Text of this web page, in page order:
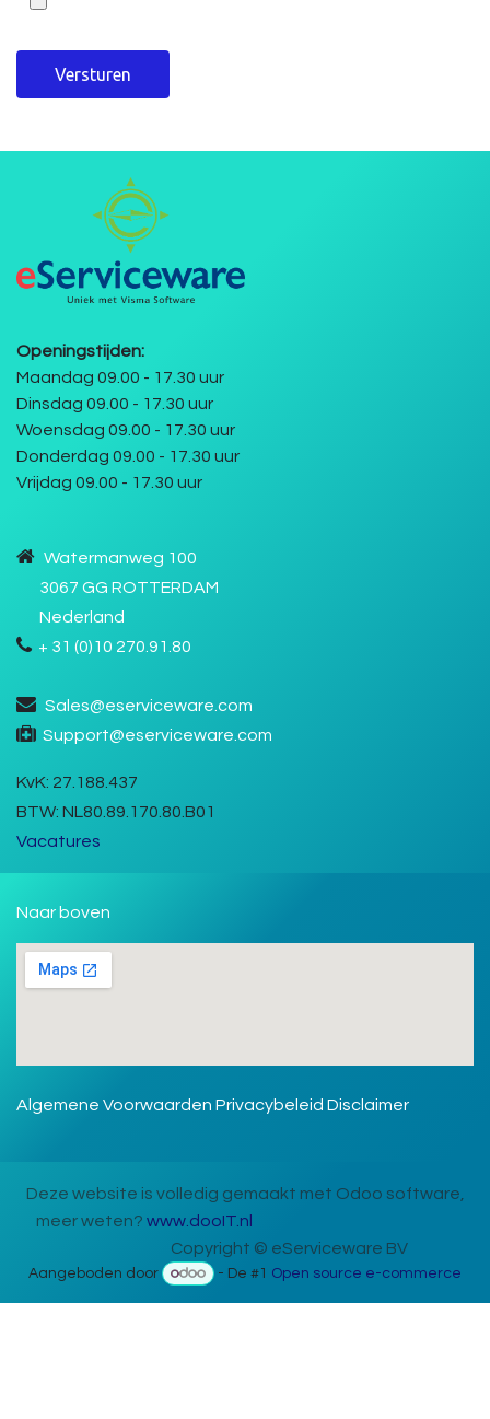
Versturen
Openingstijden:
Maandag 09.00 - 17.30 uur
Dinsdag 09.00 - 17.30 uur
Woensdag 09.00 - 17.30 uur
Donderdag 09.00 - 17.30 uur
Vrijdag 09.00 - 17.30 uur
Watermanweg 100
3067 GG ROTTERDAM
Nederland
+ 31 (0)10 270.91.80
Sales@eserviceware.com
Support@eserviceware.com
KvK: 27.188.437
BTW: NL80.89.170.80.B01
Vacatures
Naar boven
Algemene Voorwaarden Privacybeleid Disclaimer
Deze website is volledig gemaakt met Odoo software,
meer weten? www.dooIT.nl
​Copyright © eServiceware BV
Aangeboden door - De #1 Open source e-commerce